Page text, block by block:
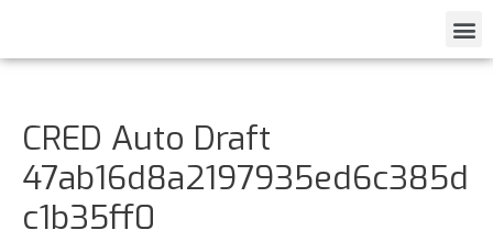
CRED Auto Draft
47ab16d8a2197935ed6c385d
c1b35ff0